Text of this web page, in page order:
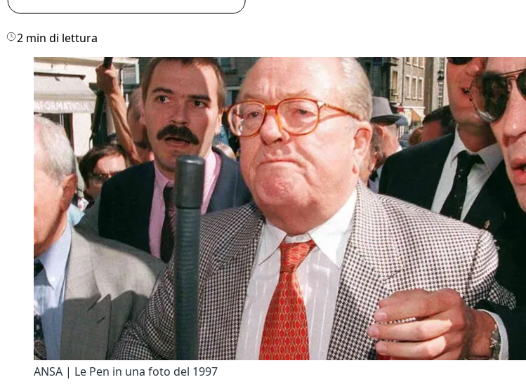
2 min di lettura
ANSA | Le Pen in una foto del 1997